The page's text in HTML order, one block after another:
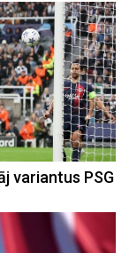
variantus PSG